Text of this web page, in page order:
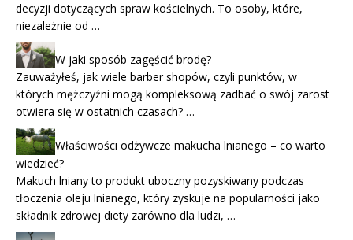
decyzji dotyczących spraw kościelnych. To osoby, które,
niezależnie od …
W jaki sposób zagęścić brodę?
Zauważyłeś, jak wiele barber shopów, czyli punktów, w
których mężczyźni mogą kompleksową zadbać o swój zarost
otwiera się w ostatnich czasach? …
Właściwości odżywcze makucha lnianego – co warto
wiedzieć?
Makuch lniany to produkt uboczny pozyskiwany podczas
tłoczenia oleju lnianego, który zyskuje na popularności jako
składnik zdrowej diety zarówno dla ludzi, …